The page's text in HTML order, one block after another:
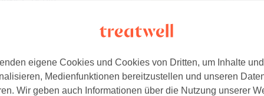
19 €
23 €
eigene Cookies und Cookies von Dritten, um Inhalte
Medienfunktionen bereitzustellen und unseren
Wir geben auch Informationen über die Nutzung unserer